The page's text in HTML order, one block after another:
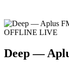
OFFLINE LIVE
Deep —